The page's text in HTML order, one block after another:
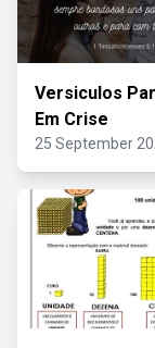
Versiculos
Em Crise
25 September